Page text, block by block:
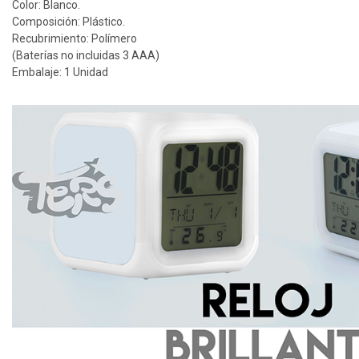
Color: Blanco.
Composición: Plástico.
Recubrimiento: Polímero
(Baterías no incluidas 3 AAA)
Embalaje: 1 Unidad